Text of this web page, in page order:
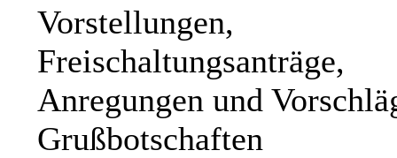
Vorstellungen,
Freischaltungsanträge,
Anregungen und
Grußbotschaften